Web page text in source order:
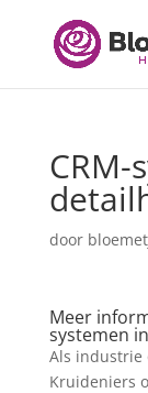
CRM-
door
Meer
systemen
Als industrie
Kruideniers